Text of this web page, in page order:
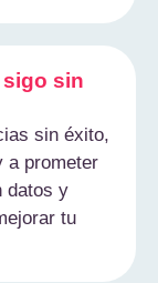
sin
sin éxito,
a prometer
datos y
tu